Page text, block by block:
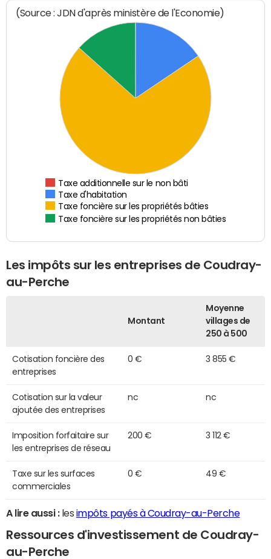
(Source : JDN d'après ministère de l'Economie)
Taxe additionnelle sur le non bâti
Taxe d'habitation
Taxe foncière sur les propriétés bâties
Taxe foncière sur les propriétés non bâties
Les impôts sur les entreprises de Coudray-
au-Perche
Montant
Moyenne
villages de
250 à 500
Cotisation foncière des
entreprises
0 € 3 855 €
Cotisation sur la valeur
ajoutée des entreprises
nc nc
Imposition forfaitaire sur
les entreprises de réseau
200 € 3 112 €
Taxe sur les surfaces
commerciales
0 € 49 €
A lire aussi :les impôts payés à Coudray-au-Perche
Ressources d'investissement de Coudray-
au-Perche